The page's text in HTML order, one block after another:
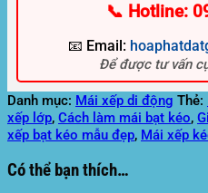
📞 Hotline:
📧 Email:
Để được tư vấn
Danh mục: Mái xếp di động Thẻ:
xếp lớp, Cách làm mái bạt kéo,
xếp bạt kéo mẫu đẹp, Mái xếp
Có thể bạn thích…